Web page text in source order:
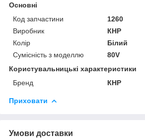
Основні
Код запчастини
1260
Виробник
КНР
Колір
Білий
Сумісність з моделлю
80V
Користувальницькі характеристики
Бренд
КНР
Приховати
Умови доставки